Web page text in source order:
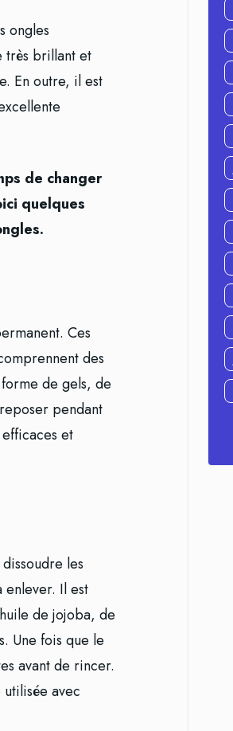
ongles
très brillant et
En outre, il est
de changer
quelques
Ces
des
de gels, de
pendant
et
les
enlever. Il est
de jojoba, de
Une fois que le
avant de rincer.
avec